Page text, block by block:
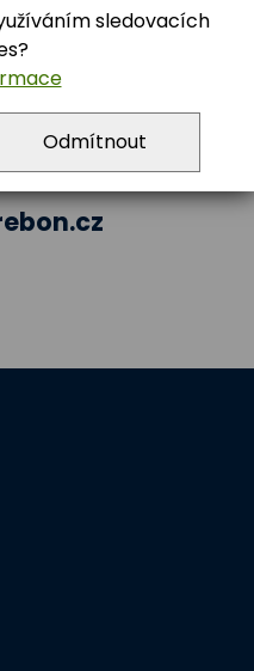
sledovacích
Odmítnout